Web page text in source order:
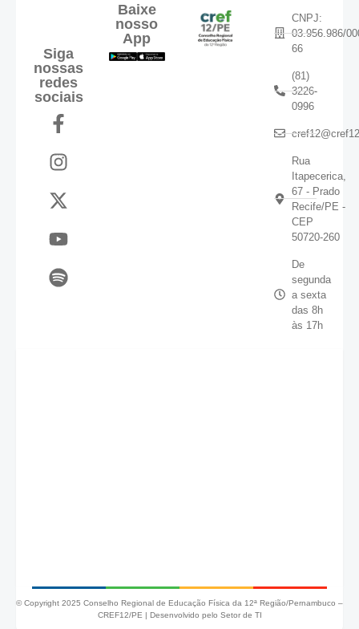
Siga
nossas
redes
sociais
Baixe
nosso
App
CNPJ:
03.956.986/
66
(81)
3226-
0996
Rua
Itapecerica,
67 - Prado
Recife/PE -
CEP
50720-260
De
segunda
a sexta
das 8h
às 17h
© Copyright 2025 Conselho Regional de Educação Física da 12ª Região/Pernambuco –
CREF12/PE | Desenvolvido pelo Setor de TI